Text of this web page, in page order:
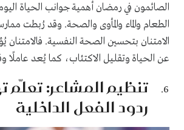
الصائمون في رمضان أهمية جوانب الحياة
الطعام والماء والمأوى والصحة. وقد رُبطت
الامتنان بتحسين الصحة النفسية. فالامتنان
عن الحياة وتقليل الاكتئاب، كما يُعد عاملًا
تنظيم المشاعر: تعلّم
ردود الفعل الداخلية